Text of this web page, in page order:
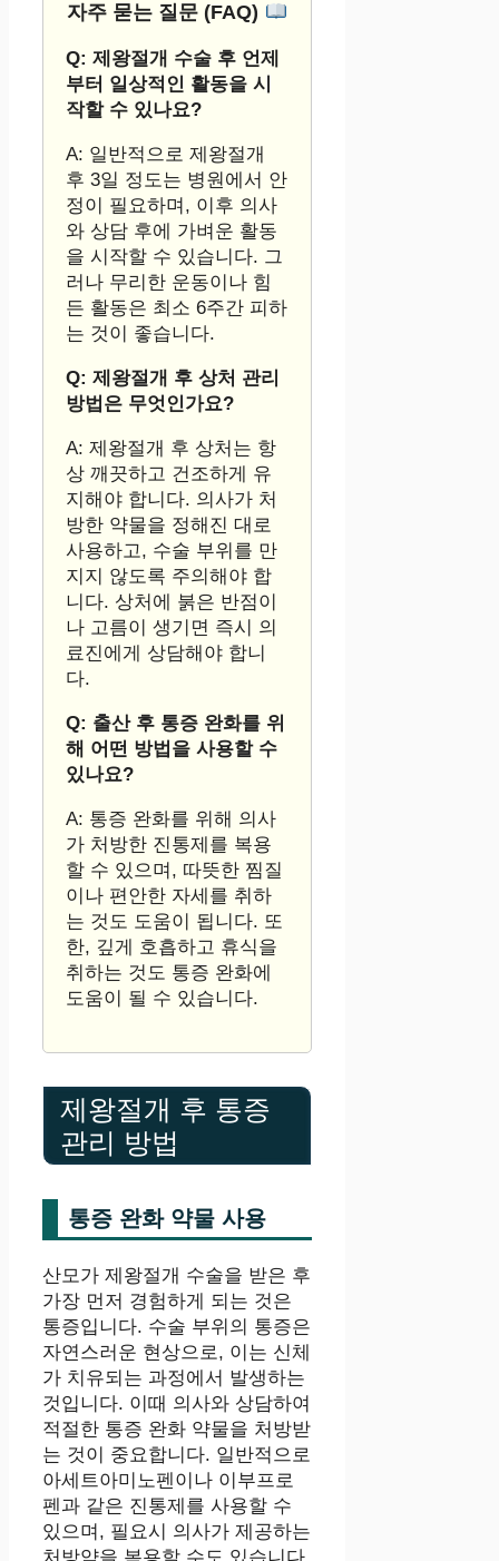
자주 묻는 질문 (FAQ)
Q: 제왕절개 수술 후 언제
부터 일상적인 활동을 시
작할 수 있나요?
A: 일반적으로 제왕절개
후 3일 정도는 병원에서 안
정이 필요하며, 이후 의사
와 상담 후에 가벼운 활동
을 시작할 수 있습니다. 그
러나 무리한 운동이나 힘
든 활동은 최소 6주간 피하
는 것이 좋습니다.
Q: 제왕절개 후 상처 관리
방법은 무엇인가요?
A: 제왕절개 후 상처는 항
상 깨끗하고 건조하게 유
지해야 합니다. 의사가 처
방한 약물을 정해진 대로
사용하고, 수술 부위를 만
지지 않도록 주의해야 합
니다. 상처에 붉은 반점이
나 고름이 생기면 즉시 의
료진에게 상담해야 합니
다.
Q: 출산 후 통증 완화를 위
해 어떤 방법을 사용할 수
있나요?
A: 통증 완화를 위해 의사
가 처방한 진통제를 복용
할 수 있으며, 따뜻한 찜질
이나 편안한 자세를 취하
는 것도 도움이 됩니다. 또
한, 깊게 호흡하고 휴식을
취하는 것도 통증 완화에
도움이 될 수 있습니다.
제왕절개 후 통증
관리 방법
통증 완화 약물 사용
산모가 제왕절개 수술을 받은 후
가장 먼저 경험하게 되는 것은
통증입니다. 수술 부위의 통증은
자연스러운 현상으로, 이는 신체
가 치유되는 과정에서 발생하는
것입니다. 이때 의사와 상담하여
적절한 통증 완화 약물을 처방받
는 것이 중요합니다. 일반적으로
아세트아미노펜이나 이부프로
펜과 같은 진통제를 사용할 수
있으며, 필요시 의사가 제공하는